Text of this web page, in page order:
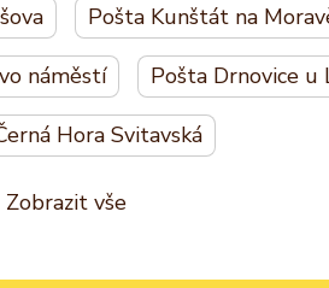
Pošta Kunštát na
náměstí Pošta Drnovice u
Hora Svitavská
Zobrazit vše